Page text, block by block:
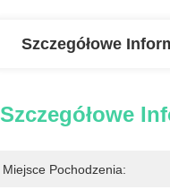
Szczegółowe
Szczegółowe
Miejsce Pochodzenia: